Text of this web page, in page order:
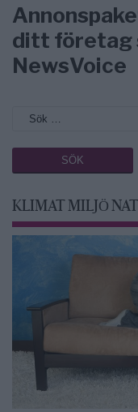
ditt företag
NewsVoice
KLIMAT MILJÖ